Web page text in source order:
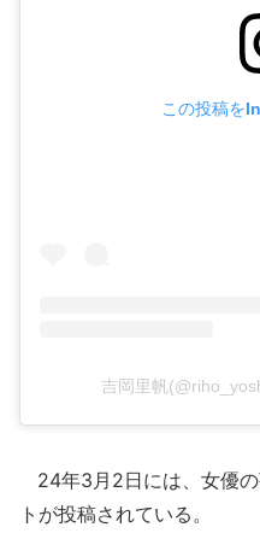
この投稿を
吉岡里帆
24年3月2日には、女優
トが投稿されている。